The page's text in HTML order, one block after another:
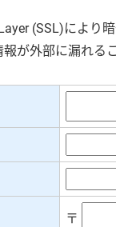
(SSL)により
が外部に漏れる
〒